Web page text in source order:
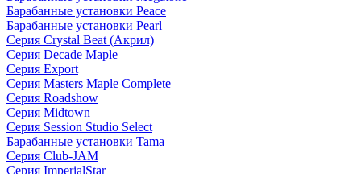
Барабанные установки Peace
Барабанные установки Pearl
Серия Crystal Beat (Акрил)
Серия Decade Maple
Серия Export
Серия Masters Maple Complete
Серия Roadshow
Серия Midtown
Серия Session Studio Select
Барабанные установки Tama
Серия Club-JAM
Серия ImperialStar